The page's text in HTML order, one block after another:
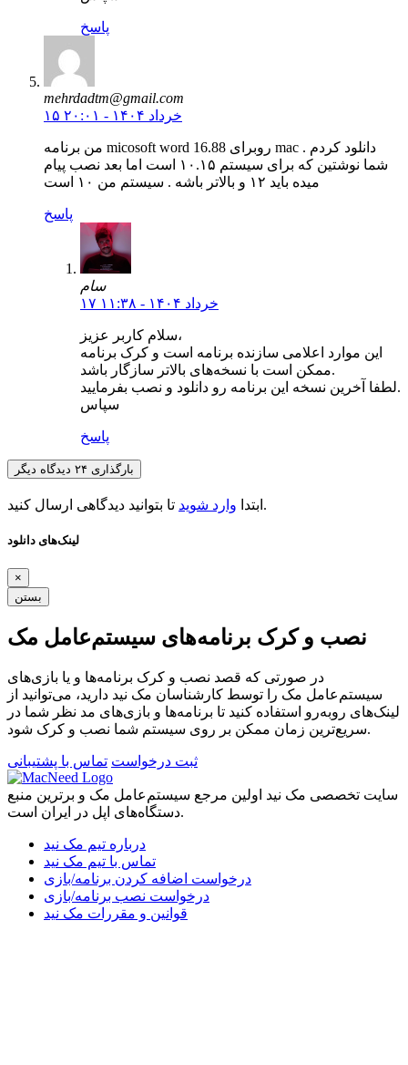
پاسخ
mehrdadtm@gmail.com
۱۵ خرداد ۱۴۰۴ - ۲۰:۰۱
من برنامه micosoft word 16.88 رو‌برای mac دانلود کردم .
شما نوشتین که برای سیستم ۱۰.۱۵ است اما بعد نصب پیام
میده باید ۱۲ و بالاتر باشه . سیستم من ۱۰ است
پاسخ
سام
۱۷ خرداد ۱۴۰۴ - ۱۱:۳۸
سلام کاربر عزیز،
این موارد اعلامی سازنده برنامه است و کرک برنامه
ممکن است با نسخه‌های بالاتر سازگار باشد.
لطفا آخرین نسخه این برنامه رو دانلود و نصب بفرمایید.
سپاس
پاسخ
بارگذاری ۲۴ دیدگاه دیگر
ابتدا وارد شوید تا بتوانید دیدگاهی ارسال کنید.
لینک‌های دانلود
×
بستن
نصب و کرک برنامه‌های سیستم‌عامل مک
در صورتی که قصد نصب و کرک برنامه‌ها و یا بازی‌های
سیستم‌عامل مک را توسط کارشناسان مک نید دارید، می‌توانید از
لینک‌های رو‌به‌رو استفاده کنید تا برنامه‌ها و بازی‌های مد نظر شما در
سریع‌ترین زمان ممکن بر روی سیستم شما نصب و کرک شود.
ثبت درخواست تماس با پشتیبانی
سایت تخصصی مک نید اولین مرجع سیستم‌عامل مک و برترین منبع
دستگاه‌های اپل در ایران است.
درباره تیم مک نید
تماس با تیم مک نید
درخواست اضافه کردن برنامه/بازی
درخواست نصب برنامه/بازی
قوانین و مقررات مک نید